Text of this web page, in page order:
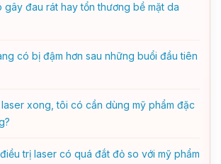
gây đau rát hay tổn thương bề mặt da
có bị đậm hơn sau những buổi đầu tiên
xong, tôi có cần dùng mỹ phẩm đặc
trị laser có quá đắt đỏ so với mỹ phẩm